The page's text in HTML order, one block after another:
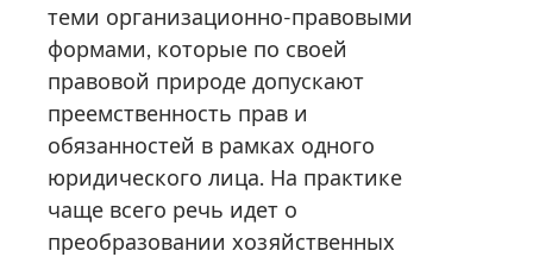
теми организационно-правовыми
формами, которые по своей
правовой природе допускают
преемственность прав и
обязанностей в рамках одного
юридического лица. На практике
чаще всего речь идет о
преобразовании хозяйственных